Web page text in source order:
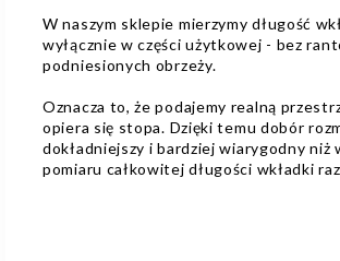
W naszym sklepie mierzymy długość
wyłącznie w części użytkowej - bez
podniesionych obrzeży.
Oznacza to, że podajemy realną
opiera się stopa. Dzięki temu dobór
dokładniejszy i bardziej wiarygodny niż
pomiaru całkowitej długości wkładki